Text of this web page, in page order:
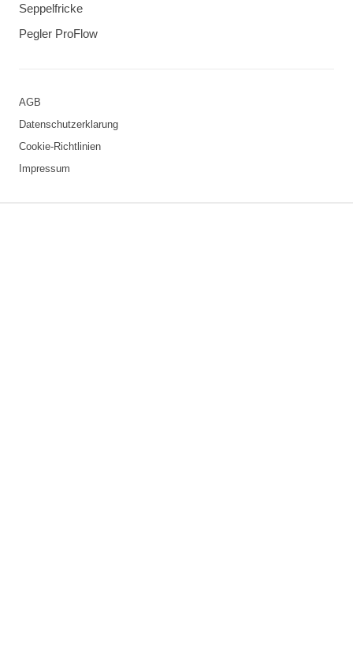
Seppelfricke
Pegler ProFlow
AGB
Datenschutzerklarung
Cookie-Richtlinien
Impressum